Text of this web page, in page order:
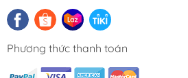
Phương thức thanh toán